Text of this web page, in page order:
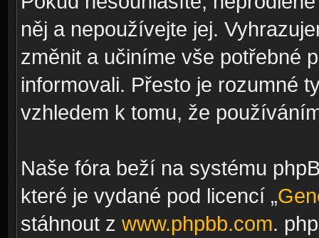
něj a nepoužívejte jej.
změnit a učiníme vše potřebné
informovali. Přesto je rozumné
vzhledem k tomu, že
Naše fóra beží na systému
které je vydané pod licencí „
stáhnout z www.phpbb.com.